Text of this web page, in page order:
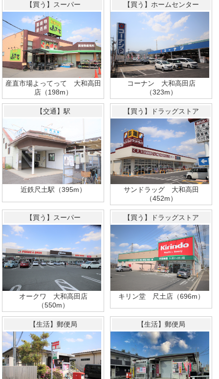
【買う】スーパー
産直市場よってって 大和高田
店（198m）
【買う】ホームセンター
コーナン 大和高田店
（323m）
【交通】駅
近鉄尺土駅（395m）
【買う】ドラッグストア
サンドラッグ 大和高田
（452m）
【買う】スーパー
オークワ 大和高田店
（550m）
【買う】ドラッグストア
キリン堂 尺土店（696m）
【生活】郵便局 【生活】郵便局